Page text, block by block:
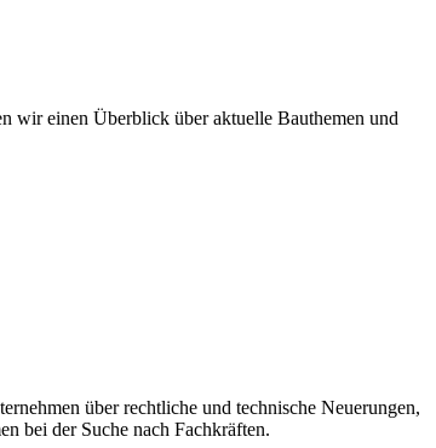
wir einen Überblick über aktuelle Bauthemen und
über rechtliche und technische Neuerungen,
bei der Suche nach Fachkräften.